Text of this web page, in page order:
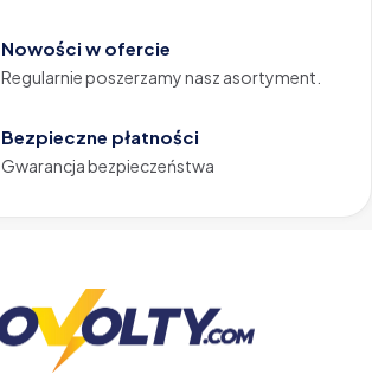
Nowości w ofercie
Regularnie poszerzamy nasz asortyment.
Bezpieczne płatności
Gwarancja bezpieczeństwa